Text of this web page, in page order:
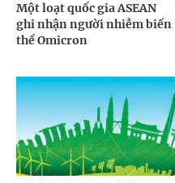
Một loạt quốc gia ASEAN
ghi nhận người nhiễm biến
thể Omicron